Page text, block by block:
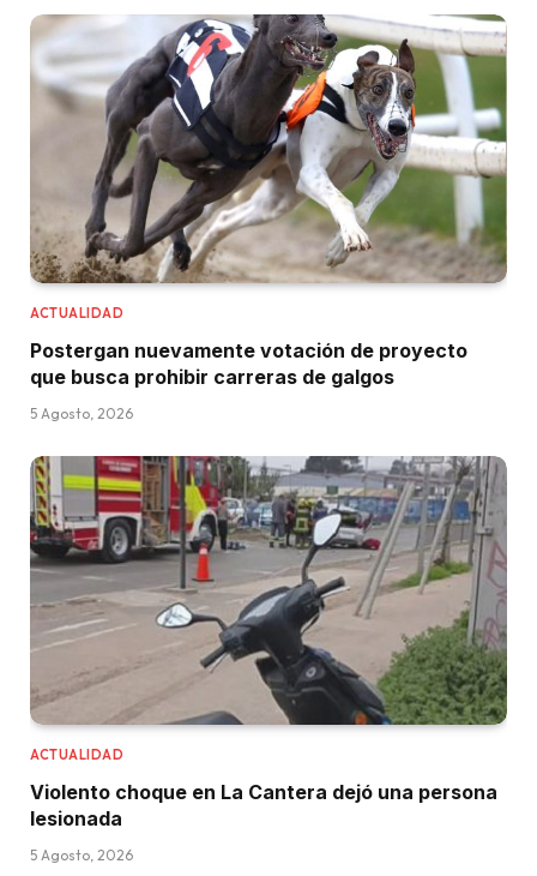
ACTUALIDAD
Postergan nuevamente votación de proyecto
que busca prohibir carreras de galgos
5 Agosto, 2026
ACTUALIDAD
Violento choque en La Cantera dejó una persona
lesionada
5 Agosto, 2026